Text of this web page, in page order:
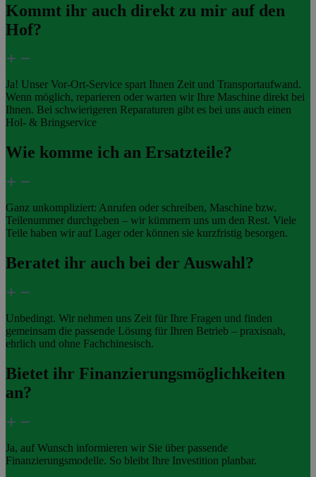
Kommt ihr auch direkt zu mir auf den
Hof?
Ja! Unser Vor-Ort-Service spart Ihnen Zeit und Transportaufwand.
Wenn möglich, reparieren oder warten wir Ihre Maschine direkt bei
Ihnen. Bei schwierigeren Reparaturen gibt es bei uns auch einen
Hol- & Bringservice
Wie komme ich an Ersatzteile?
Ganz unkompliziert: Anrufen oder schreiben, Maschine bzw.
Teilenummer durchgeben – wir kümmern uns um den Rest. Viele
Teile haben wir auf Lager oder können sie kurzfristig besorgen.
Beratet ihr auch bei der Auswahl?
Unbedingt. Wir nehmen uns Zeit für Ihre Fragen und finden
gemeinsam die passende Lösung für Ihren Betrieb – praxisnah,
ehrlich und ohne Fachchinesisch.
Bietet ihr Finanzierungsmöglichkeiten
an?
Ja, auf Wunsch informieren wir Sie über passende
Finanzierungsmodelle. So bleibt Ihre Investition planbar.